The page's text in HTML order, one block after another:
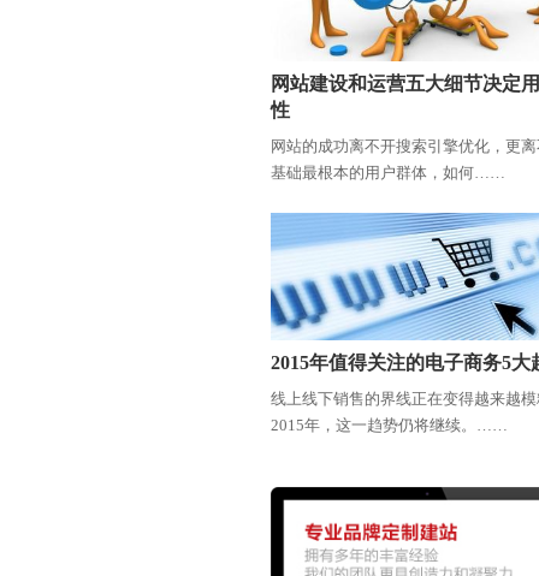
网站建设和运营五大细节决定
性
网站的成功离不开搜索引擎优化，更
基础最根本的用户群体，如何……
2015年值得关注的电子商务5大
线上线下销售的界线正在变得越来越
2015年，这一趋势仍将继续。……